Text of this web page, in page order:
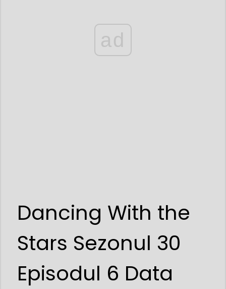
ad
Dancing With the
Stars Sezonul 30
Episodul 6 Data